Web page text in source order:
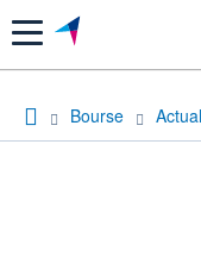
Menu
Bourse